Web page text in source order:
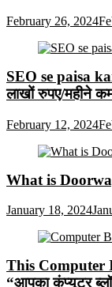
February 26, 2024
SEO se paisa
लाखों रुपए/महीने
February 12, 2024
What is
January 18, 2024
This Computer
“आपका कंप्यूटर